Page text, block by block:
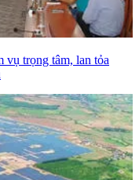
vụ trọng tâm, lan tỏa